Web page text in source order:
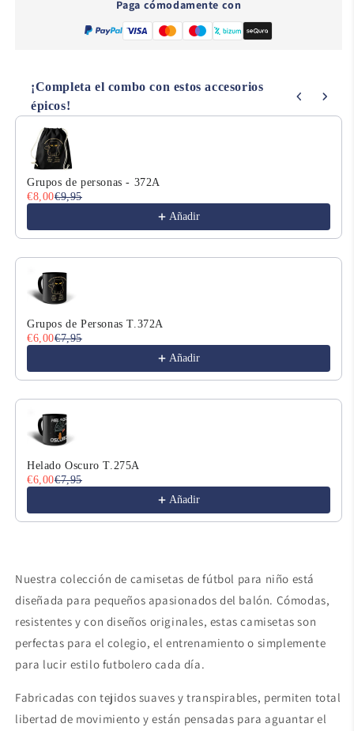
L642
Paga cómodamente con
¡Completa el combo con estos accesorios
épicos!
Use the Previous and Next buttons to navigate through
Grupos de personas - 372A
€8,00€9,95
Añadir
Grupos de Personas T.372A
€6,00€7,95
Añadir
Helado Oscuro T.275A
€6,00€7,95
Añadir
Nuestra colección de camisetas de fútbol para niño está
diseñada para pequeños apasionados del balón. Cómodas,
resistentes y con diseños originales, estas camisetas son
perfectas para el colegio, el entrenamiento o simplemente
para lucir estilo futbolero cada día.
Fabricadas con tejidos suaves y transpirables, permiten total
libertad de movimiento y están pensadas para aguantar el